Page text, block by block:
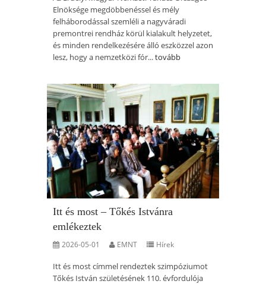
Elnöksége megdöbbenéssel és mély
felháborodással szemléli a nagyváradi
premontrei rendház körül kialakult helyzetet,
és minden rendelkezésére álló eszközzel azon
lesz, hogy a nemzetközi fór...tovább
Itt és most – Tőkés Istvánra
emlékeztek
2026-05-01 EMNT Hírek
Itt és most címmel rendeztek szimpóziumot
Tőkés István születésének 110. évfordulója